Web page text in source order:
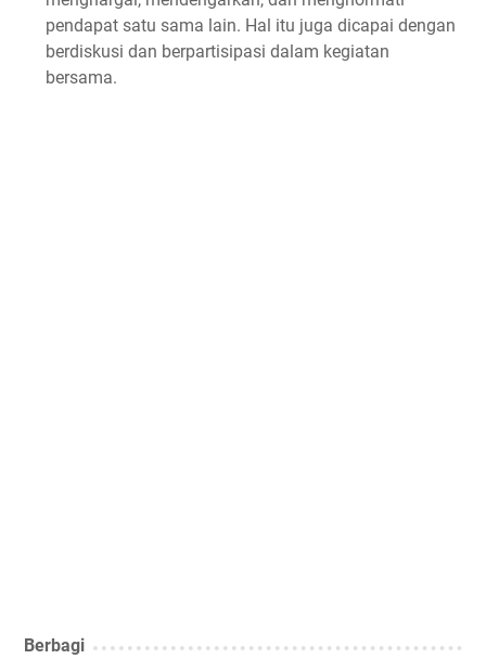
pendapat satu sama lain. Hal itu juga dicapai dengan
berdiskusi dan berpartisipasi dalam kegiatan
bersama.
Berbagi